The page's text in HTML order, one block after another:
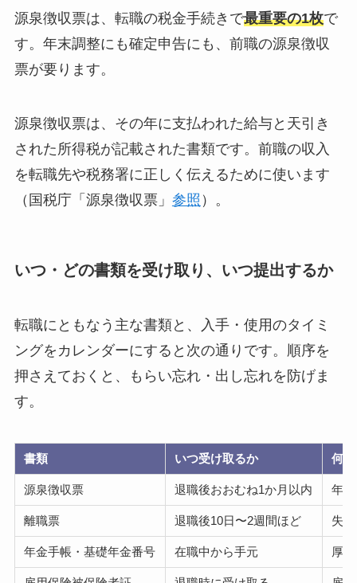
源泉徴収票は、転職の税金手続きで最重要の1枚で
す。年末調整にも確定申告にも、前職の源泉徴収
票が要ります。
源泉徴収票は、その年に支払われた給与と天引き
された所得税が記載された書類です。前職の収入
を転職先や税務署に正しく伝えるために使います
（国税庁「源泉徴収票」 参照 ）。
いつ・どの書類を受け取り、いつ提出するか
転職にともなう主な書類と、入手・使用のタイミ
ングをカレンダーにすると次の通りです。順序を
押さえておくと、もらい忘れ・出し忘れを防げま
す。
書類 いつ受け取るか 何
源泉徴収票 退職後おおむね1か月以内 年
離職票 退職後10日〜2週間ほど 失
年金手帳・基礎年金番号 在職中から手元 厚